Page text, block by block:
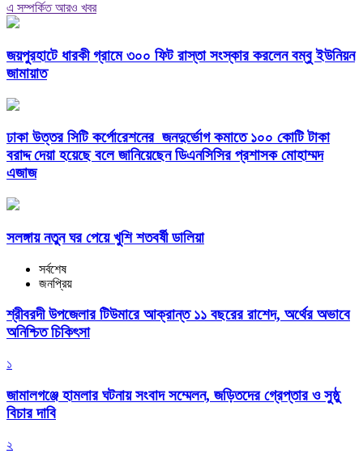
এ সম্পর্কিত আরও খবর
জয়পুরহাটে ধারকী গ্রামে ৩০০ ফিট রাস্তা সংস্কার করলেন বম্বু ইউনিয়ন
জামায়াত
ঢাকা উত্তর সিটি কর্পোরেশনের জনদুর্ভোগ কমাতে ১০০ কোটি টাকা
বরাদ্দ দেয়া হয়েছে বলে জানিয়েছেন ডিএনসিসির প্রশাসক মোহাম্মদ
এজাজ
সলঙ্গায় নতুন ঘর পেয়ে খুশি শতবর্ষী ডালিয়া
সর্বশেষ
জনপ্রিয়
শ্রীবরদী উপজেলার টিউমারে আক্রান্ত ১১ বছরের রাশেদ, অর্থের অভাবে
অনিশ্চিত চিকিৎসা
১
জামালগঞ্জে হামলার ঘটনায় সংবাদ সম্মেলন, জড়িতদের গ্রেপ্তার ও সুষ্ঠু
বিচার দাবি
২